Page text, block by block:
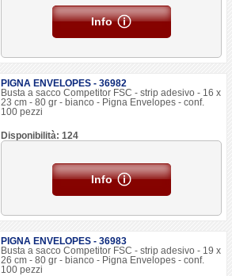
Info
PIGNA ENVELOPES - 36982
Busta a sacco Competitor FSC - strip adesivo - 16 x
23 cm - 80 gr - bianco - Pigna Envelopes - conf.
100 pezzi
Disponibilità: 124
Info
PIGNA ENVELOPES - 36983
Busta a sacco Competitor FSC - strip adesivo - 19 x
26 cm - 80 gr - bianco - Pigna Envelopes - conf.
100 pezzi